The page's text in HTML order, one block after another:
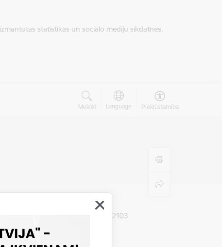
statistikas un sociālo mediju sīkdatnes.
Meklēt Language Piekļūstamība
Ādažu pagasts, Ādažu novads, LV-2103